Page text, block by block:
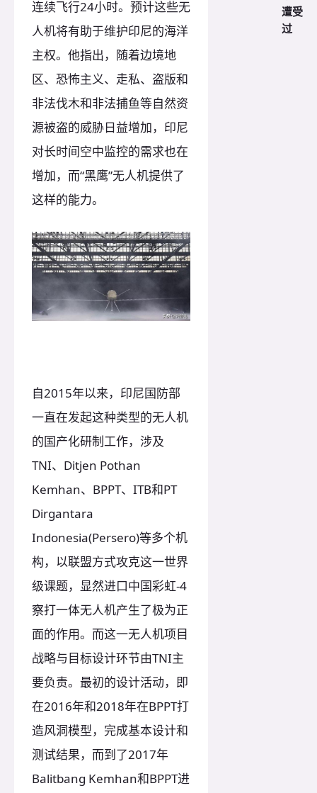
连续飞行24小时。预计这些无
人机将有助于维护印尼的海洋
主权。他指出，随着边境地
区、恐怖主义、走私、盗版和
非法伐木和非法捕鱼等自然资
源被盗的威胁日益增加，印尼
对长时间空中监控的需求也在
增加，而“黑鹰”无人机提供了
这样的能力。
自2015年以来，印尼国防部
一直在发起这种类型的无人机
的国产化研制工作，涉及
TNI、Ditjen Pothan
Kemhan、BPPT、ITB和PT
Dirgantara
Indonesia(Persero)等多个机
构，以联盟方式攻克这一世界
级课题，显然进口中国彩虹-4
察打一体无人机产生了极为正
面的作用。而这一无人机项目
战略与目标设计环节由TNI主
要负责。最初的设计活动，即
在2016年和2018年在BPPT打
造风洞模型，完成基本设计和
测试结果，而到了2017年
Balitbang Kemhan和BPPT进
遭受
过